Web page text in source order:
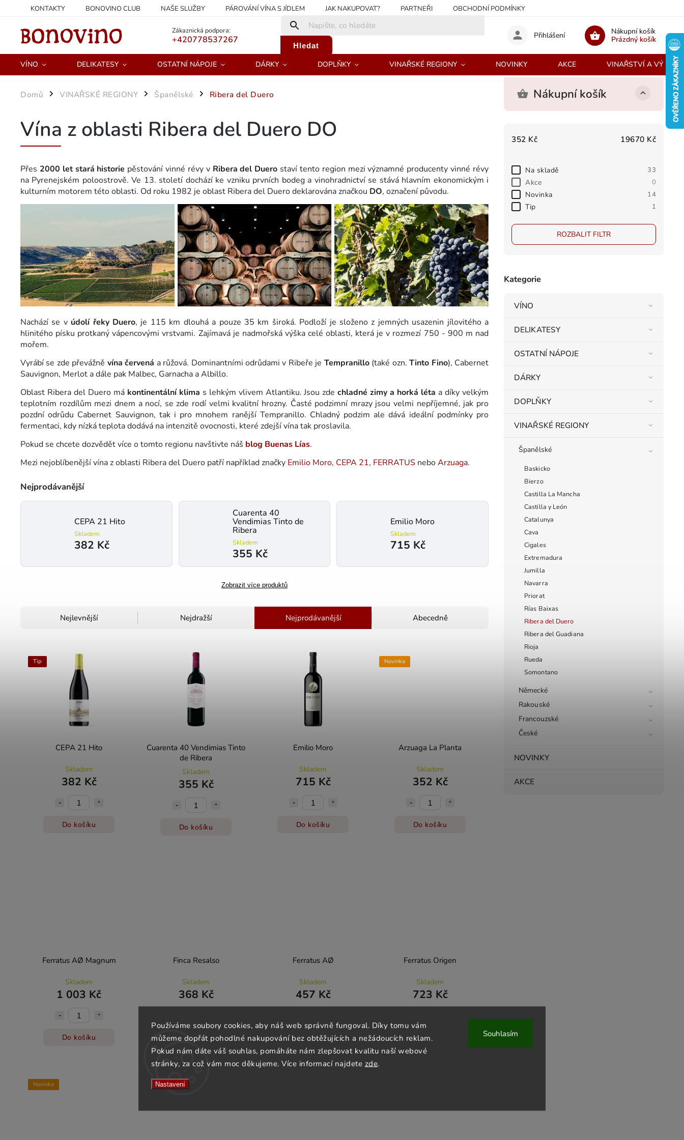
Používáme soubory cookies, aby náš web správně fungoval. Díky tomu vám
můžeme dopřát pohodlné nakupování bez obtěžujících a nežádoucích reklam.
Pokud nám dáte váš souhlas, pomáháte nám zlepšovat kvalitu naší webové
stránky, za což vám moc děkujeme. Více informací najdete zde.
Nastavení
Souhlasím
KONTAKTY BONOVINO CLUB NAŠE SLUŽBY PÁROVÁNÍ VÍNA S JÍDLEM JAK NAKUPOVAT? PARTNEŘI
OBCHODNÍ PODMÍNKY
Zákaznická podpora:
+420778537267
Hledat
Nákupní košík
Prázdný košík
Přihlášení
VÍNO DELIKATESY OSTATNÍ NÁPOJE DÁRKY DOPLŇKY VINAŘSKÉ REGIONY NOVINKY AKCE VINAŘSTVÍ A
Domů / VINAŘSKÉ REGIONY / Španělské / Ribera del Duero Nákupní košík
352 Kč 19670 Kč
Na skladě 33
Akce 0
Novinka 14
Tip 1
ROZBALIT FILTR
Kategorie
VÍNO
DELIKATESY
OSTATNÍ NÁPOJE
DÁRKY
DOPLŇKY
VINAŘSKÉ REGIONY
Španělské
Baskicko
Bierzo
Castilla La Mancha
Castilla y León
Catalunya
Cava
Cigales
Extremadura
Jumilla
Navarra
Priorat
Rías Baixas
Ribera del Duero
Ribera del Guadiana
Rioja
Rueda
Somontano
Německé
Rakouské
Francouzské
České
NOVINKY
AKCE
Vína z oblasti Ribera del Duero DO
Přes 2000 let stará historie pěstování vinné révy v Ribera del Duero staví tento region mezi významné producenty vinné révy
na Pyrenejském poloostrově. Ve 13. století dochází ke vzniku prvních bodeg a vinohradnictví se stává hlavním ekonomickým i
kulturním motorem této oblasti. Od roku 1982 je oblast Ribera del Duero deklarována značkou DO, označení původu.
Nachází se v údolí řeky Duero, je 115 km dlouhá a pouze 35 km široká. Podloží je složeno z jemných usazenin jílovitého a
hlinitého písku protkaný vápencovými vrstvami. Zajímavá je nadmořská výška celé oblasti, která je v rozmezí 750 - 900 m nad
mořem.
Vyrábí se zde převážně vína červená a růžová. Dominantními odrůdami v Ribeře je Tempranillo(také ozn.Tinto Fino), Cabernet
Sauvignon, Merlot a dále pak Malbec, Garnacha a Albillo.
Oblast Ribera del Duero má kontinentální klima s lehkým vlivem Atlantiku. Jsou zdechladné zimy a horká léta a díky velkým
teplotním rozdílům mezi dnem a nocí, se zde rodí velmi kvalitní hrozny. Časté podzimní mrazy jsou velmi nepříjemné, jak pro
pozdní odrůdu Cabernet Sauvignon, tak i pro mnohem ranější Tempranillo. Chladný podzim ale dává ideální podmínky pro
fermentaci, kdy nízká teplota dodává na intenzitě ovocnosti, které zdejší vína tak proslavila.
Pokud se chcete dozvědět více o tomto regionu navštivte náš blog Buenas Lías.
Mezi nejoblíbenější vína z oblasti Ribera del Duero patří například značky Emilio Moro, CEPA 21, FERRATUS neboArzuaga.
Nejprodávanější
CEPA 21 Hito
Skladem
382 Kč
Cuarenta 40
Vendimias Tinto de
Ribera
Skladem
355 Kč
Emilio Moro
Skladem
715 Kč
Zobrazit více produktů
Nejlevnější Nejdražší Nejprodávanější Abecedně
Tip
CEPA 21 Hito
Skladem
382 Kč
Do košíku
Cuarenta 40 Vendimias Tinto
de Ribera
Skladem
355 Kč
Do košíku
Emilio Moro
Skladem
715 Kč
Do košíku
Novinka
Arzuaga La Planta
Skladem
352 Kč
Do košíku
Ferratus AØ Magnum
Skladem
1 003 Kč
Do košíku
Finca Resalso
Skladem
368 Kč
Do košíku
Ferratus AØ
Skladem
457 Kč
Do košíku
Ferratus Origen
Skladem
723 Kč
Do košíku
Novinka Novinka